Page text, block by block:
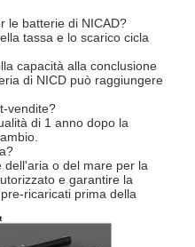
le batterie di NICAD?
tassa e lo scarico cicla
capacità alla conclusione
di NICD può raggiungere
vendite?
di 1 anno dopo la
dell'aria o del mare per la
e garantire la
ricaricati prima della